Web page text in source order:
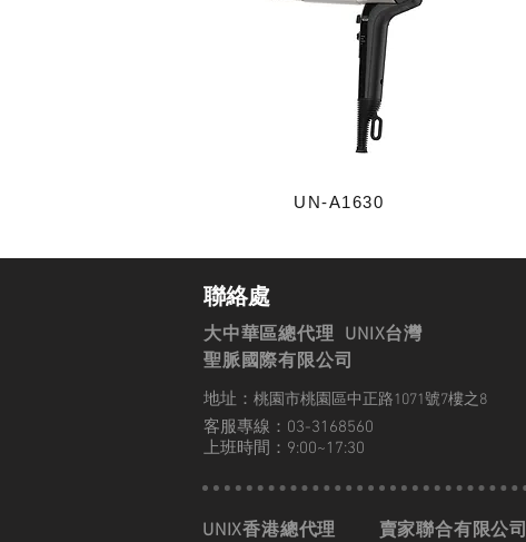
UN-A1630
聯絡處
大中華區總代理 UNIX台灣
聖脈國際有限公司
地址： 桃園市桃園區中正路1071號7樓之8
客服專線：03-3168560
上班時間：9:00~17:30
UNIX香港總代理 賣家聯合有限公司